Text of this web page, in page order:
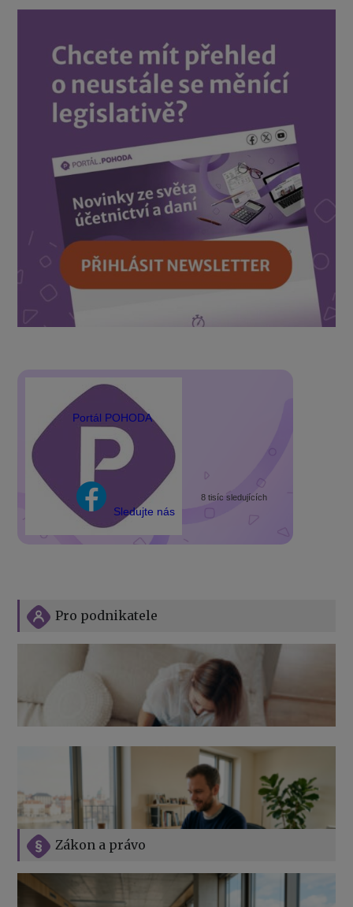
Portál POHODA
Sledujte nás
8 tisíc sledujících
Zákon a právo
Pro podnikatele
Jak na podnikání při rodičovské dovolené